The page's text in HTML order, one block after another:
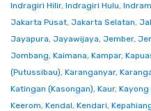
Indragiri Hilir, Indragiri Hulu,
Jakarta Pusat, Jakarta Selatan,
Jayapura, Jayawijaya, Jember,
Jombang, Kaimana, Kampar,
(Putussibau), Karanganyar,
Katingan (Kasongan), Kaur, Kayong
Keerom, Kendal, Kendari,